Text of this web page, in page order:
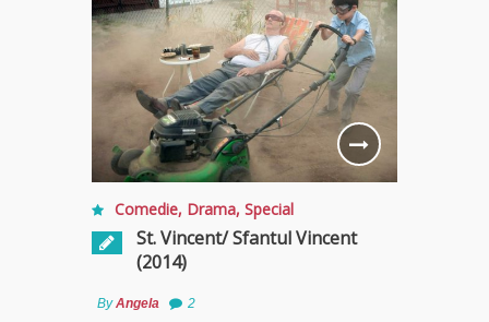
Comedie, Drama, Special
St. Vincent/ Sfantul Vincent
(2014)
ByAngela 2